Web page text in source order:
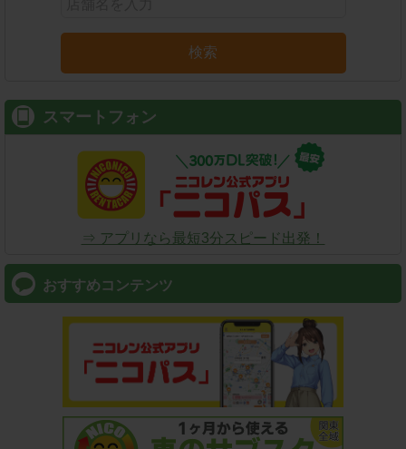
検索
スマートフォン
⇒ アプリなら最短3分スピード出発！
おすすめコンテンツ